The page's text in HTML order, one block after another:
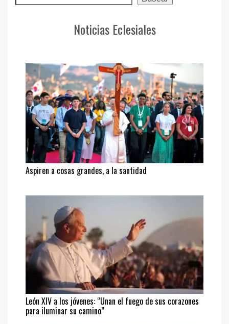
Noticias Eclesiales
Aspiren a cosas grandes, a la santidad
León XIV a los jóvenes: “Unan el fuego de sus corazones
para iluminar su camino”